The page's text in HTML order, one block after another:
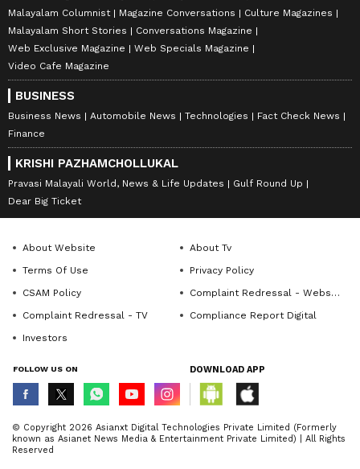
Malayalam Columnist
Magazine Conversations
Culture Magazines
Malayalam Short Stories
Conversations Magazine
Web Exclusive Magazine
Web Specials Magazine
Video Cafe Magazine
BUSINESS
Business News Automobile News Technologies
Fact Check News
Finance
KRISHI PAZHAMCHOLLUKAL
Pravasi Malayali World, News & Life Updates
Gulf Round Up
Dear Big Ticket
About Website
About Tv
Terms Of Use
Privacy Policy
CSAM Policy
Complaint Redressal - Website
Complaint Redressal - TV
Compliance Report Digital
Investors
FOLLOW US ON DOWNLOAD APP
© Copyright 2026 Asianxt Digital Technologies Private Limited (Formerly
known as Asianet News Media & Entertainment Private Limited) | All Rights
Reserved